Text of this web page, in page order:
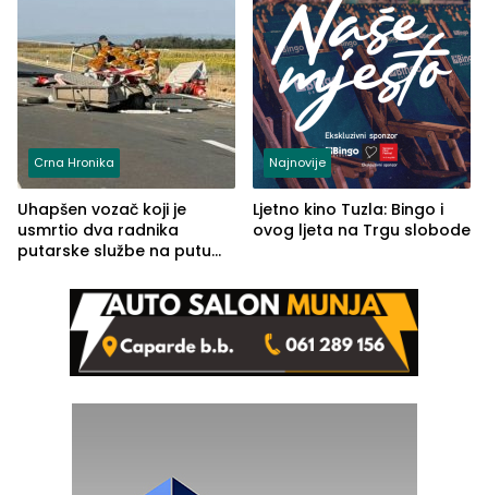
Crna Hronika
Uhapšen vozač koji je
usmrtio dva radnika
putarske službe na putu
(FOTO)
Najnovije
Ljetno kino Tuzla: Bingo i
ovog ljeta na Trgu slobode